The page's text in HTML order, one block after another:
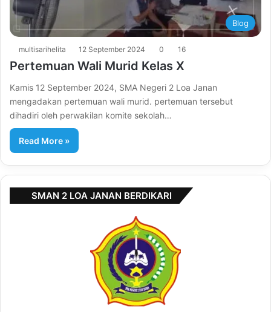
Blog
multisarihelita 12 September 2024 0 16
Pertemuan Wali Murid Kelas X
Kamis 12 September 2024, SMA Negeri 2 Loa Janan
mengadakan pertemuan wali murid. pertemuan tersebut
dihadiri oleh perwakilan komite sekolah…
Read More »
SMAN 2 LOA JANAN BERDIKARI